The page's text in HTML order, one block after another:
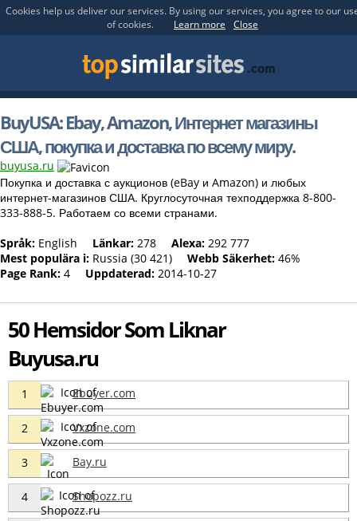
Cookies help us deliver our services. By using our services, you agree to our
of cookies.
Learn more Close
BuyUSA: Ebay, Amazon, Интернет магазины
США, покупка и доставка по всему миру.
buyusa.ru
Покупка и доставка с аукционов (eBay и Amazon) и любых
интернет-магазинов США. Круглосуточная техподдержка 8-800-
333-888-5. Работаем со всеми странами.
Språk: English Länkar: 278 Alexa: 292 777
Mest populära i: Russia (30 421) Webb Säkerhet: 46%
Page Rank: 4 Uppdaterad: 2014-10-27
50 Hemsidor Som Liknar
Buyusa.ru
1 Ebuyer.com
2 Vxzone.com
3 Bay.ru
4 Shopozz.ru